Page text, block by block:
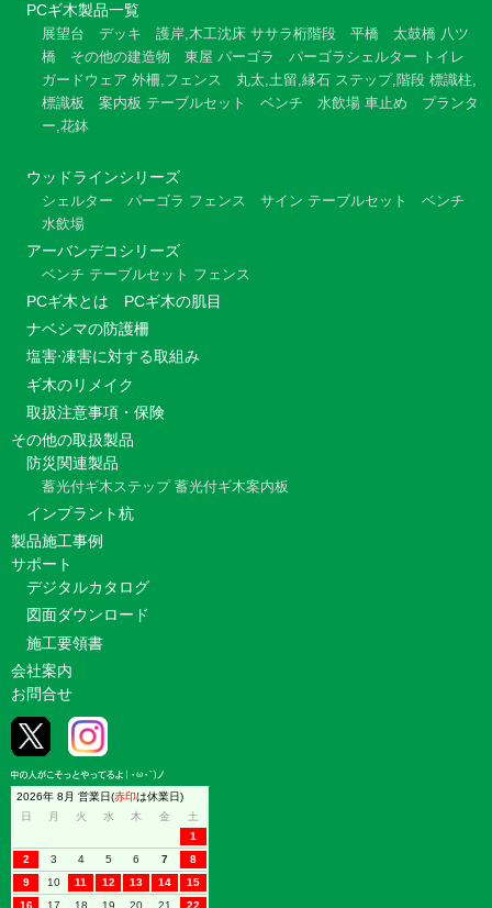
PCギ木製品一覧
展望台 デッキ 護岸,木工沈床 ササラ桁階段 平橋 太鼓橋 八ツ
橋
その他の建造物 東屋 パーゴラ パーゴラシェルター トイレ
ガードウェア 外柵,フェンス 丸太,土留,縁石 ステップ,階段 標識柱,
標識板
案内板 テーブルセット ベンチ 水飲場 車止め
プランタ
ー,花鉢
ウッドラインシリーズ
シェルター パーゴラ フェンス サイン テーブルセット
ベンチ
水飲場
アーバンデコシリーズ
ベンチ テーブルセット フェンス
PCギ木とは
PCギ木の肌目
ナベシマの防護柵
塩害⋅凍害に対する取組み
ギ木のリメイク
取扱注意事項・保険
その他の取扱製品
防災関連製品
蓄光付ギ木ステップ 蓄光付ギ木案内板
インプラント杭
製品施工事例
サポート
デジタルカタログ
図面ダウンロード
施工要領書
会社案内
お問合せ
2026年 8月 営業日(赤印は休業日)
日
月 火 水 木 金
土
1
2
3 4 5 6 7
8
9
10 11 12 13 14
15
16
17 18 19 20 21 22